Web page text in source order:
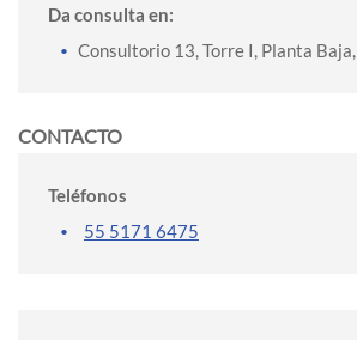
Da consulta en:
Consultorio 13, Torre I, Planta Baja,
CONTACTO
Teléfonos
55 5171 6475